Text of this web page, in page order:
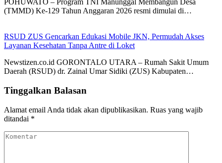
POHUWATO – Program TNI Manunggal Membangun Desa
(TMMD) Ke-129 Tahun Anggaran 2026 resmi dimulai di…
RSUD ZUS Gencarkan Edukasi Mobile JKN, Permudah Akses
Layanan Kesehatan Tanpa Antre di Loket
Newstizen.co.id GORONTALO UTARA – Rumah Sakit Umum
Daerah (RSUD) dr. Zainal Umar Sidiki (ZUS) Kabupaten…
Tinggalkan Balasan
Alamat email Anda tidak akan dipublikasikan. Ruas yang wajib
ditandai *